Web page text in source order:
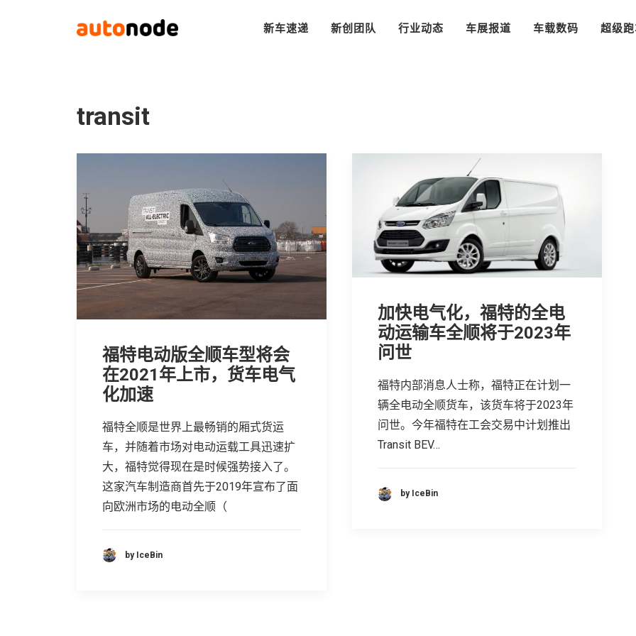
新车速递 新创团队 行业动态 车展报道 车载数码 超级
transit
福特电动版全顺车型将会
在2021年上市，货车电气
化加速
福特全顺是世界上最畅销的厢式货运
车，并随着市场对电动运载工具迅速扩
大，福特觉得现在是时候强势接入了。
这家汽车制造商首先于2019年宣布了面
向欧洲市场的电动全顺（
by IceBin
加快电气化，福特的全电
动运输车全顺将于2023年
问世
福特内部消息人士称，福特正在计划一
辆全电动全顺货车，该货车将于2023年
问世。今年福特在工会交易中计划推出
Transit BEV…
by IceBin